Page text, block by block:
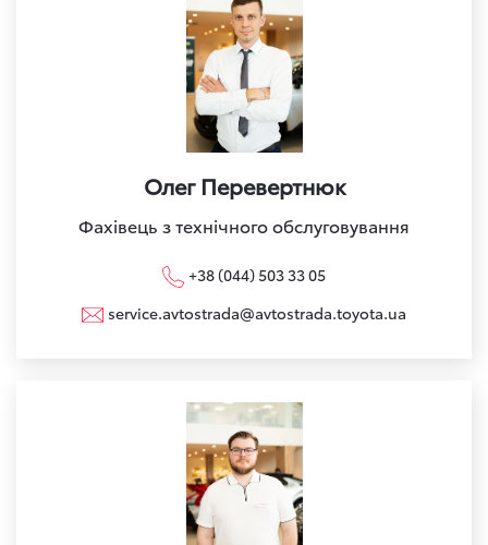
Олег Перевертнюк
Фахівець з технічного обслуговування
+38 (044) 503 33 05
service.avtostrada@avtostrada.toyota.ua